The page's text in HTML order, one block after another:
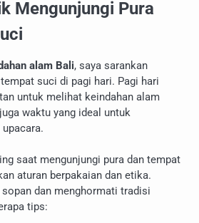
Mengunjungi Pura
alam Bali, saya sarankan
suci di pagi hari. Pagi hari
untuk melihat keindahan alam
waktu yang ideal untuk
saat mengunjungi pura dan tempat
aturan berpakaian dan etika.
sopan dan menghormati tradisi
tips: